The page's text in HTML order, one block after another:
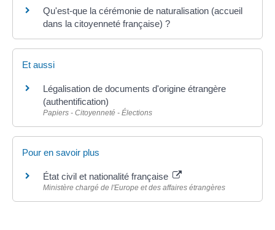
Qu'est-que la cérémonie de naturalisation (accueil
dans la citoyenneté française) ?
Et aussi
Légalisation de documents d'origine étrangère
(authentification)
Papiers - Citoyenneté - Élections
Pour en savoir plus
État civil et nationalité française
Ministère chargé de l'Europe et des affaires étrangères